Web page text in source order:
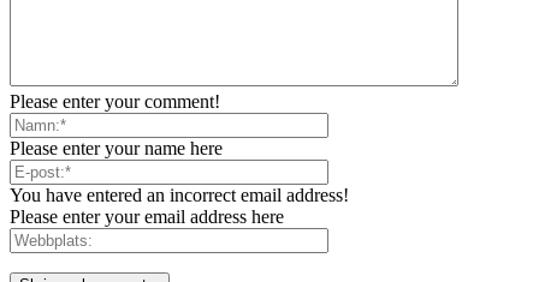
Please enter your comment!
Please enter your name here
You have entered an incorrect email address!
Please enter your email address here